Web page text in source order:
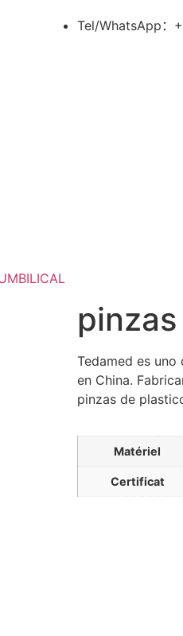
Tel/WhatsApp：
Tedamed es
en China.
pinzas de
Matériel
Certificat